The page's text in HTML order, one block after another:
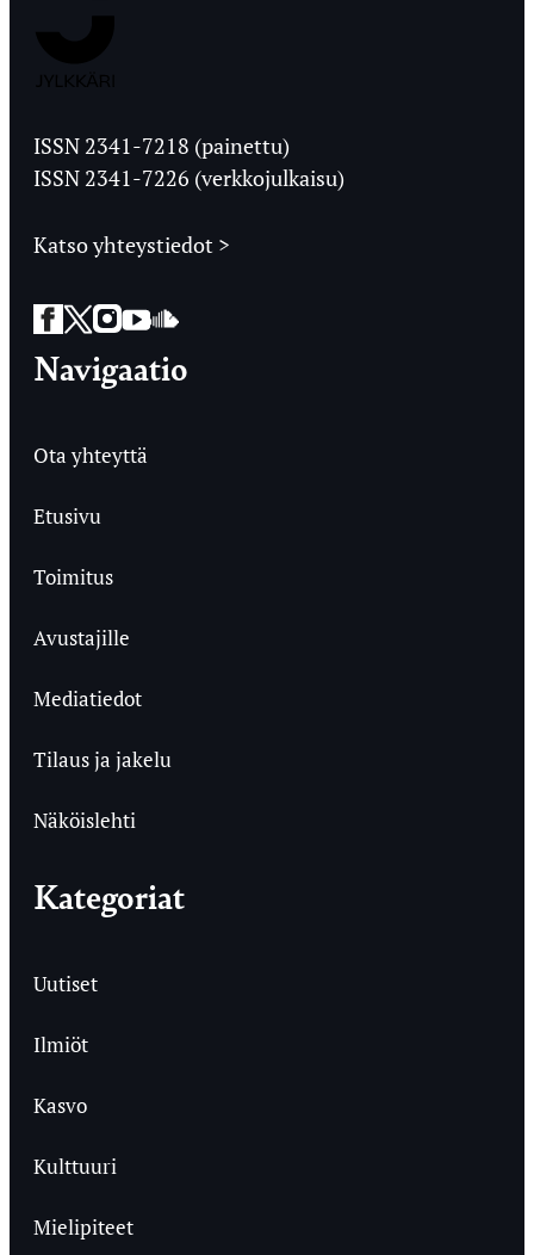
Ylioppilaslehti
ISSN 2341-7218 (painettu)
ISSN 2341-7226 (verkkojulkaisu)
Katso yhteystiedot >
Facebook
Twitter
Instagram
YouTube
SoundCloud
Navigaatio
Ota yhteyttä
Etusivu
Toimitus
Avustajille
Mediatiedot
Tilaus ja jakelu
Näköislehti
Kategoriat
Uutiset
Ilmiöt
Kasvo
Kulttuuri
Mielipiteet